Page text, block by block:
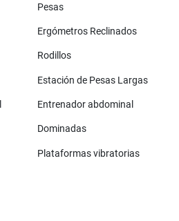
Pesas
Ergómetros Reclinados
Rodillos
Estación de Pesas Largas
Entrenador abdominal
Dominadas
Plataformas vibratorias